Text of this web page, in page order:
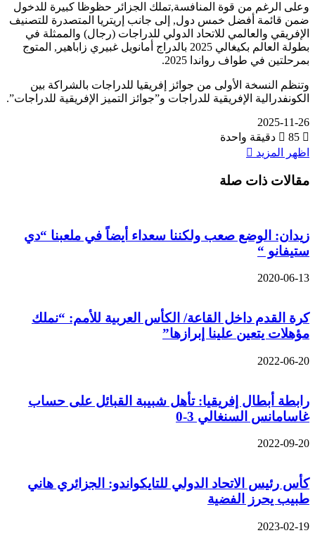
وعلى الرغم من قوة المنافسة,تملك الجزائر حظوظا كبيرة للدخول
ضمن قائمة أفضل خمس دول, إلى جانب إريتريا المتصدرة للتصنيف
الإفريقي والعالمي للاتحاد الدولي للدراجات (رجال) والممثلة في
بطولة العالم بكيغالي 2025 بالدراج أمانويل غبيري زاباهير, المتوج
بمرحلتين في طواف رواندا 2025.
وتنظم النسخة الأولى من جوائز إفريقيا للدراجات بالشراكة بين
الكونفدرالية الإفريقية للدراجات و”جوائز التميز الإفريقية للدراجات”.
2025-11-26
85
دقيقة واحدة
اظهر المزيد
مقالات ذات صلة
زيدان: الوضع صعب ولكننا سعداء أيضاً في ملعبنا “دي
ستيفانو “
2020-06-13
كرة القدم داخل القاعة/ الكأس العربية للأمم: “نملك
مؤهلات يتعين علينا إبرازها”
2022-06-20
رابطة أبطال إفريقيا: تأهل شبيبة القبائل على حساب
غاسامانس السنغالي 3-0
2022-09-20
كأس رئيس الاتحاد الدولي للتايكواندو: الجزائري هاني
طبيب يحرز الفضية
2023-02-19